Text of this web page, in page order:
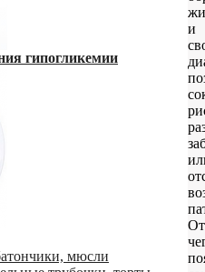
гипогликемии
мюсли
и
От